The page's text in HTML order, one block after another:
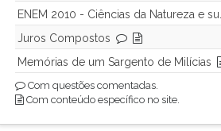
ENEM 2010 - Ciências da Natureza e su...
Juros Compostos
Memórias de um Sargento de Milícias
Com questões comentadas.
Com conteúdo específico no site.